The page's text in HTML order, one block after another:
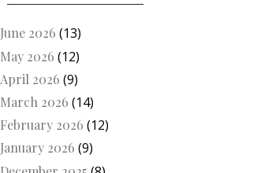
June 2026 (13)
May 2026 (12)
April 2026 (9)
March 2026 (14)
February 2026 (12)
January 2026 (9)